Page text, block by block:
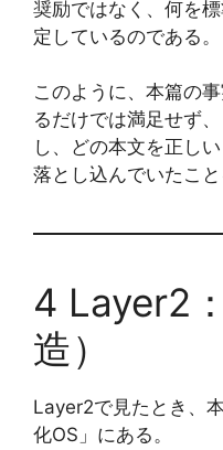
奨励ではなく、何を
定しているのである。
このように、本篇の
るだけでは満足せず
し、どの本文を正し
落とし込んでいたこと
4 Layer2
造）
Layer2で見たとき、
化OS」にある。